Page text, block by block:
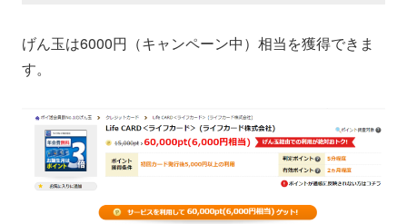
げん玉は6000円（キャンペーン中）相当を獲得できま
す。